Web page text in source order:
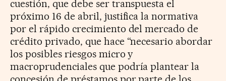
cuestión, que debe ser transpuesta el
próximo 16 de abril, justifica la normativa
por el rápido crecimiento del mercado de
crédito privado, que hace “necesario abordar
los posibles riesgos micro y
macroprudenciales que podría plantear la